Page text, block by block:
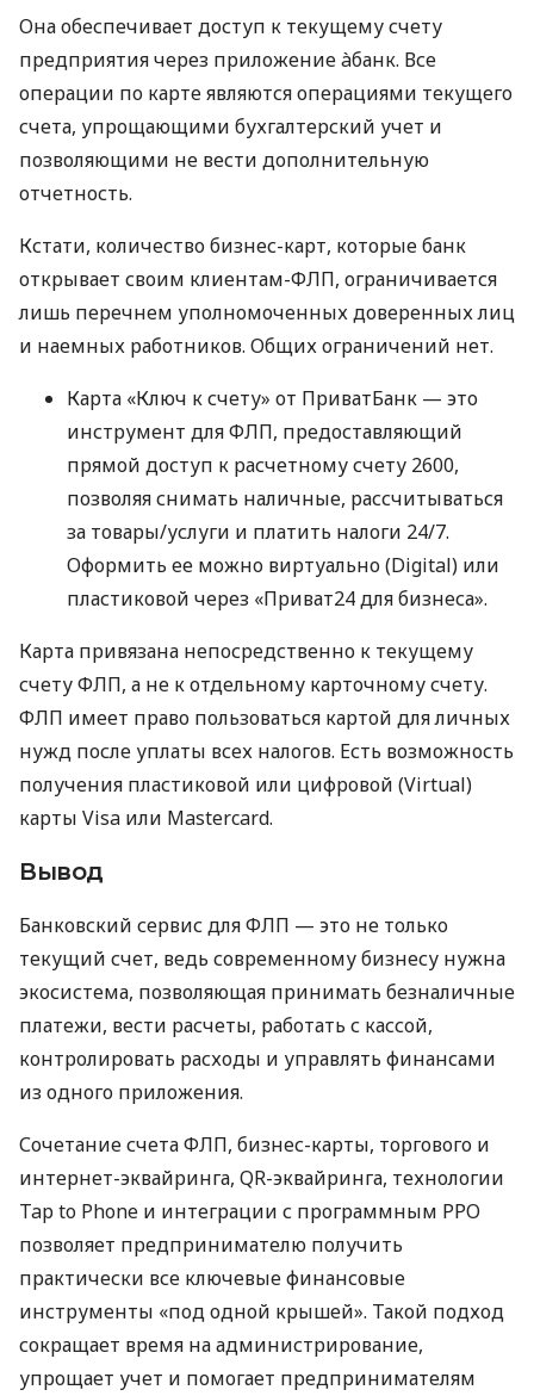
Она обеспечивает доступ к текущему счету
предприятия через приложение àбанк. Все
операции по карте являются операциями текущего
счета, упрощающими бухгалтерский учет и
позволяющими не вести дополнительную
отчетность.
Кстати, количество бизнес-карт, которые банк
открывает своим клиентам-ФЛП, ограничивается
лишь перечнем уполномоченных доверенных лиц
и наемных работников. Общих ограничений нет.
Карта «Ключ к счету» от ПриватБанк — это
инструмент для ФЛП, предоставляющий
прямой доступ к расчетному счету 2600,
позволяя снимать наличные, рассчитываться
за товары/услуги и платить налоги 24/7.
Оформить ее можно виртуально (Digital) или
пластиковой через «Приват24 для бизнеса».
Карта привязана непосредственно к текущему
счету ФЛП, а не к отдельному карточному счету.
ФЛП имеет право пользоваться картой для личных
нужд после уплаты всех налогов. Есть возможность
получения пластиковой или цифровой (Virtual)
карты Visa или Mastercard.
Вывод
Банковский сервис для ФЛП — это не только
текущий счет, ведь современному бизнесу нужна
экосистема, позволяющая принимать безналичные
платежи, вести расчеты, работать с кассой,
контролировать расходы и управлять финансами
из одного приложения.
Сочетание счета ФЛП, бизнес-карты, торгового и
интернет-эквайринга, QR-эквайринга, технологии
Tap to Phone и интеграции с программным РРО
позволяет предпринимателю получить
практически все ключевые финансовые
инструменты «под одной крышей». Такой подход
сокращает время на администрирование,
упрощает учет и помогает предпринимателям